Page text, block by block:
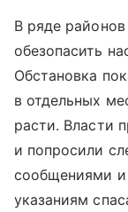
В ряде
обезопасить
Обстановка
в отдельных
расти. Власти
и попросили
сообщениями и
указаниям